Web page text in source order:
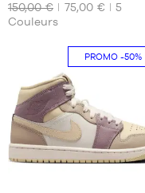
TAILLES
DISPONIBLES
150,00 €
75,00 €
5
Couleurs
PROMO-50%